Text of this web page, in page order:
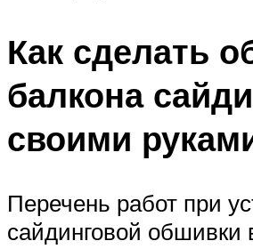
Как сделать
балкона
своими
Перечень работ при
сайдинговой обшивки